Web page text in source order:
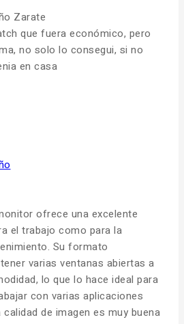
Zarate
que fuera económico, pero
no solo lo consegui, si no
en casa
ofrece una excelente
el trabajo como para la
Su formato
varias ventanas abiertas a
lo que lo hace ideal para
con varias aplicaciones
de imagen es muy buena